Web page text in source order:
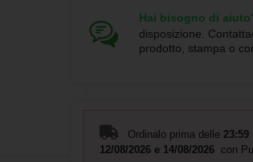
Hai bisogno di
disposizione.
prodotto, stampa o
Ordinalo prima delle
12/08/2026 e 14/08/2026 con